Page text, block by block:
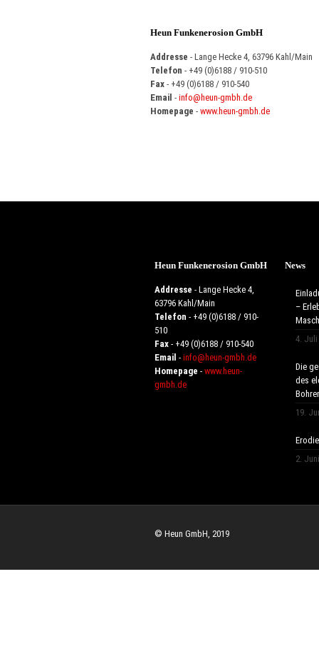
Heun Funkenerosion GmbH
Addresse - Lange Hecke 4, 63796 Kahl/Main
Telefon - +49 (0)6188 / 910-510
Fax- +49 (0)6188 / 910-540
Email - info@heun-gmbh.de
Homepage - www.heun-gmbh.de
Heun Funkenerosion GmbH
Addresse - Lange Hecke 4,
63796 Kahl/Main
Telefon - +49 (0)6188 / 910-
510
Fax - +49 (0)6188 / 910-540
Email - info@heun-gmbh.de
Homepage - www.heun-
gmbh.de
News
–
4. Juli
Die
des
19.
2.
© Heun GmbH, 2019